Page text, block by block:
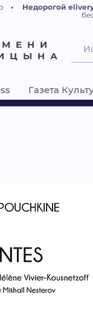
Газета
• Недорогой